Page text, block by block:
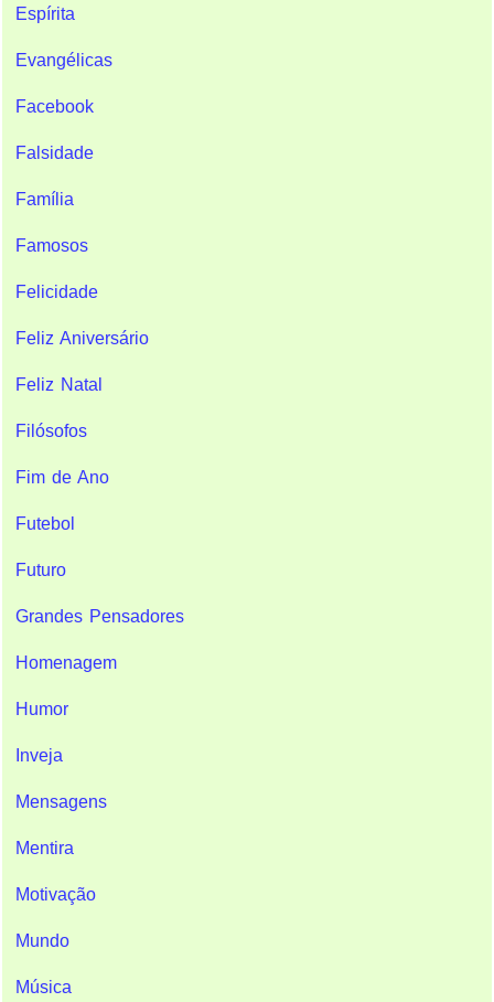
Espírita
Evangélicas
Facebook
Falsidade
Família
Famosos
Felicidade
Feliz Aniversário
Feliz Natal
Filósofos
Fim de Ano
Futebol
Futuro
Grandes Pensadores
Homenagem
Humor
Inveja
Mensagens
Mentira
Motivação
Mundo
Música